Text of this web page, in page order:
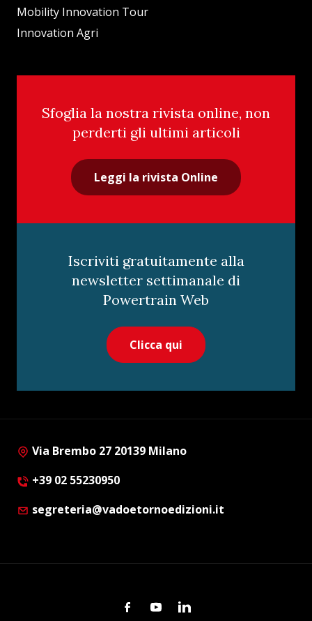
Mobility Innovation Tour
Innovation Agri
Sfoglia la nostra rivista online, non
perderti gli ultimi articoli
Leggi la rivista Online
Iscriviti gratuitamente alla
newsletter settimanale di
Powertrain Web
Clicca qui
Via Brembo 27 20139 Milano
+39 02 55230950
segreteria@vadoetornoedizioni.it
FacebookYoutubeLinkedin